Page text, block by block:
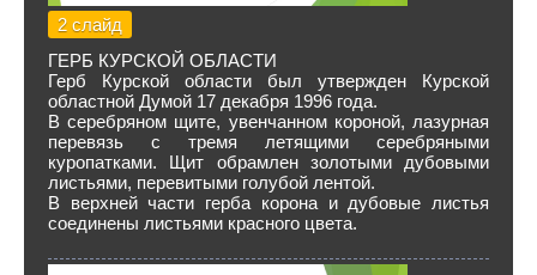
2 слайд
ГЕРБ КУРСКОЙ ОБЛАСТИ
Герб Курской области был утвержден Курской
областной Думой 17 декабря 1996 года.
В серебряном щите, увенчанном короной, лазурная
перевязь с тремя летящими серебряными
куропатками. Щит обрамлен золотыми дубовыми
листьями, перевитыми голубой лентой.
В верхней части герба корона и дубовые листья
соединены листьями красного цвета.